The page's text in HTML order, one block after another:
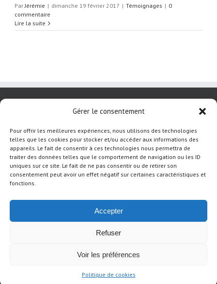
Gérer le consentement
Pour offrir les meilleures expériences, nous utilisons des technologies
telles que les cookies pour stocker et/ou accéder aux informations des
appareils. Le fait de consentir à ces technologies nous permettra de
traiter des données telles que le comportement de navigation ou les ID
uniques sur ce site. Le fait de ne pas consentir ou de retirer son
consentement peut avoir un effet négatif sur certaines caractéristiques et
fonctions.
Accepter
Refuser
Voir les préférences
Politique de cookies
ParJérémie | dimanche 19 février 2017 | Témoignages | 0
commentaire
Lire la suite